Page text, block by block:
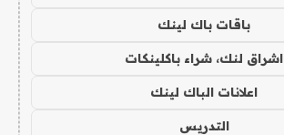
باقات باك لينك
اشراق لنك، شراء باكلينكات
اعلانات الباك لينك
التدريس